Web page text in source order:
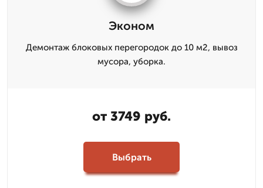
Эконом
Демонтаж блоковых перегородок до 10 м2, вывоз
мусора, уборка.
от 3749 руб.
Выбрать